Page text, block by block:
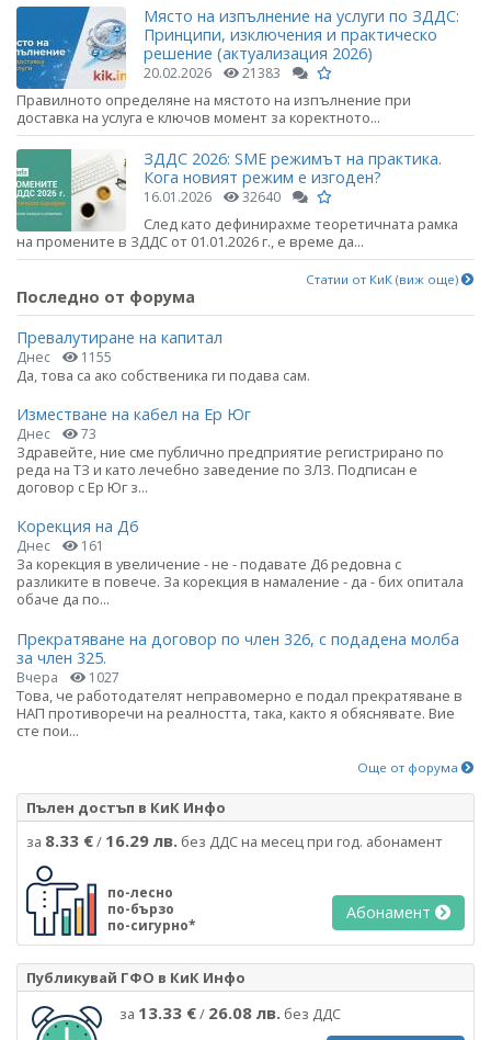
Място на изпълнение на услуги по ЗДДС:
Принципи, изключения и практическо
решение (актуализация 2026)
20.02.2026 21383
Правилното определяне на мястото на изпълнение при
доставка на услуга е ключов момент за коректното...
ЗДДС 2026: SME режимът на практика.
Кога новият режим е изгоден?
16.01.2026 32640
След като дефинирахме теоретичната рамка
на промените в ЗДДС от 01.01.2026 г., е време да...
Статии от КиК (виж още)
Последно от форума
Превалутиране на капитал
Днес 1155
Да, това са ако собственика ги подава сам.
Изместване на кабел на Ер Юг
Днес 73
Здравейте, ние сме публично предприятие регистрирано по
реда на ТЗ и като лечебно заведение по ЗЛЗ. Подписан е
договор с Ер Юг з...
Корекция на Д6
Днес 161
За корекция в увеличение - не - подавате Д6 редовна с
разликите в повече. За корекция в намаление - да - бих опитала
обаче да по...
Прекратяване на договор по член 326, с подадена молба
за член 325.
Вчера 1027
Това, че работодателят неправомерно е подал прекратяване в
НАП противоречи на реалността, така, както я обяснявате. Вие
сте пои...
Още от форума
Пълен достъп в КиК Инфо
за 8.33 €/ 16.29 лв. без ДДС на месец при год. абонамент
по-лесно
по-бързо
по-сигурно*
Абонамент
Публикувай ГФО в КиК Инфо
за 13.33 €/ 26.08 лв. без ДДС